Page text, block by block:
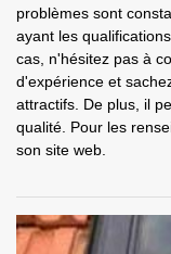
problèmes sont
ayant les
cas, n'hésitez pas à
d'expérience et
attractifs. De plus, il
qualité. Pour les
son site web.